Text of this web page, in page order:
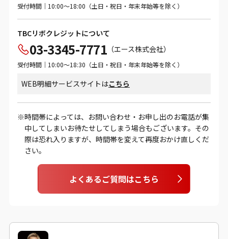
受付時間｜10:00～18:00（土日・祝日・年末年始等を除く）
TBCリボクレジットについて
03-3345-7771 （エース株式会社）
受付時間｜10:00～18:30（土日・祝日・年末年始等を除く）
WEB明細サービスサイトはこちら
時間帯によっては、お問い合わせ・お申し出のお電話が集
中してしまいお待たせしてしまう場合もございます。その
際は恐れ入りますが、時間帯を変えて再度おかけ直しくだ
さい。
よくあるご質問はこちら